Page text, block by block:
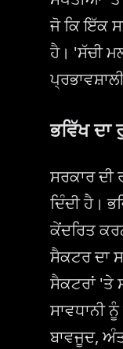
ਜੋ ਕਿ ਇੱਕ
ਹੈ। 'ਸੱਚੀ
ਭਵਿੱਖ ਦਾ
ਸਰਕਾਰ
ਦਿੰਦੀ ਹੈ।
ਕੇਂਦਰਿਤ
ਸੈਕਟਰ ਦਾ
ਸੈਕਟਰਾਂ 'ਤੇ
ਸਾਵਧਾਨੀ
ਬਾਵਜੂਦ,